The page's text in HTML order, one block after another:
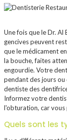
Une fois que le Dr.
gencives peuvent
que le médicament
la bouche, faites
engourdie. Votre
pendant des jours
dentiste des
Informez votre
l'obturation, car vous
Quels sont les